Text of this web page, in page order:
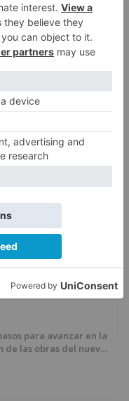
a un joven de 27 años
de cableado y por
tres personas en
de la Sierra con
cocaína y marihuana
en su vehículo
el éxito de los
tras completar todas
a contrarreloj:
retablo
para avanzar en la
de las obras del nuevo